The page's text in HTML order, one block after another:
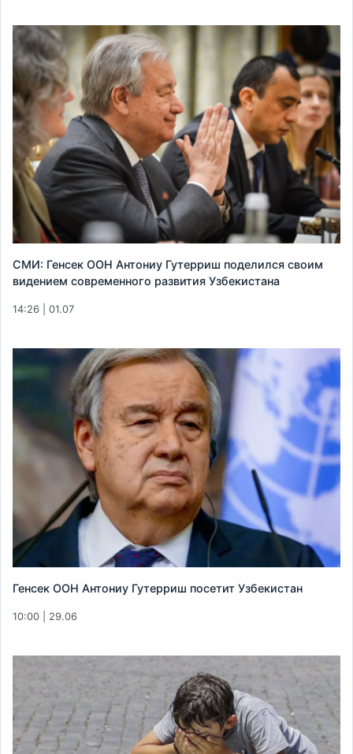
СМИ: Генсек ООН Антониу Гутерриш поделился своим
видением современного развития Узбекистана
14:26 | 01.07
Генсек ООН Антониу Гутерриш посетит Узбекистан
10:00 | 29.06